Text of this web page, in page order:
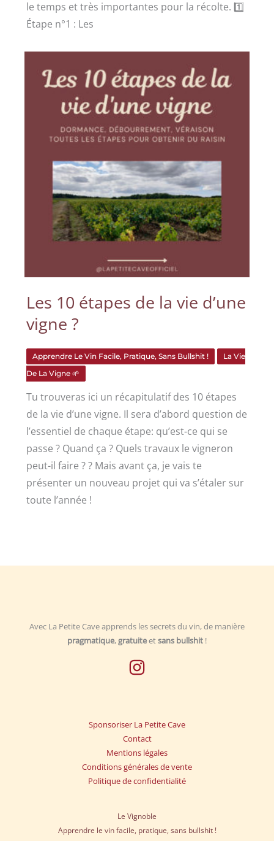
le temps et très importantes pour la récolte. 1️⃣
Étape n°1 : Les
Les 10 étapes de la vie d’une
vigne ?
Apprendre Le Vin Facile, Pratique, Sans Bullshit !
La Vie
De La Vigne 🌱
Tu trouveras ici un récapitulatif des 10 étapes
de la vie d’une vigne. Il sera d’abord question de
l’essentiel de chaque étape: qu’est-ce qui se
passe ? Quand ça ? Quels travaux le vigneron
peut-il faire ? ? Mais avant ça, je vais te
présenter un nouveau projet qui va s’étaler sur
toute l’année !
Avec La Petite Cave apprends les secrets du vin, de manière
pragmatique,gratuiteetsans bullshit !
Sponsoriser La Petite Cave
Contact
Mentions légales
Conditions générales de vente
Politique de confidentialité
Le Vignoble
Apprendre le vin facile, pratique, sans bullshit !